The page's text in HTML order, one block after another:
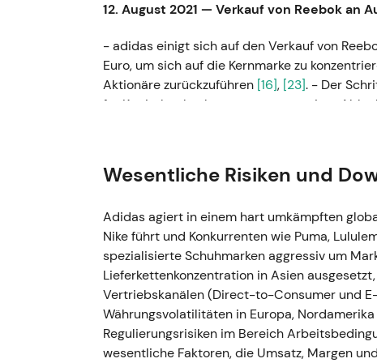
12. August 2021 — Verkauf von Reebok an
- adidas einigt sich auf den Verkauf von
Euro, um sich auf die Kernmarke zu
Aktionäre zurückzuführen [16], [23]. - Der
für Kapitalrückgaben gewertet; weniger
Wachstumsgeschichte. - Kurzfristiger
---
März 2022 — Russland-Geschäft
- adidas setzt Filialen und E-Commerce in
und stellt den Betrieb später vollständig ein;
rund 100–250 Mio. Euro geschätzt[37], [39] ,
unmittelbaren Ergebnistreffer und operativen
Einmalkosten zu beziffern, akzeptierten den
- Kursrückgang mit erhöhter Volatilität, da
Wesentliche Risiken und
Adidas agiert in einem hart umkämpften
Nike führt und Konkurrenten wie Puma,
spezialisierte Schuhmarken aggressiv um
Lieferkettenkonzentration in Asien
Vertriebskanälen (Direct-to-Consumer und
Währungsvolatilitäten in Europa,
Regulierungsrisiken im Bereich
wesentliche Faktoren, die Umsatz, Margen